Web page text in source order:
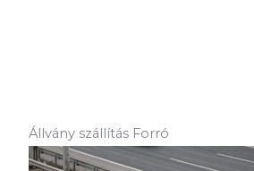
Állvány szállítás Forró